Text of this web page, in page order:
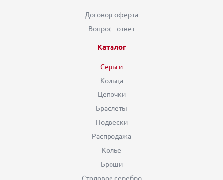
Договор-оферта
Вопрос - ответ
Каталог
Серьги
Кольца
Цепочки
Браслеты
Подвески
Распродажа
Колье
Броши
Столовое серебро